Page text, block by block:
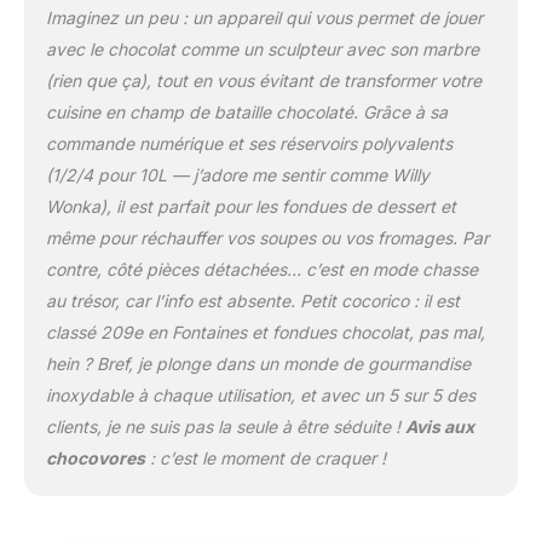
contrôle numérique rend
la température plus
précise et scientifique.
L'intérieur de la machine
à fondre le chocolat
utilise 5 plaques
chauffantes pour
chauffer en même
temps, chauffant
uniformément, gardant le
chocolat uniformément
pour éviter la
cokéfaction.
【CONCEPTION
HUMANISER】-- La belle
fondoir à chocolat
pratique pour un usage
Imaginez un peu : un appareil qui vous permet de jouer
avec le chocolat comme un sculpteur avec son marbre
(rien que ça), tout en vous évitant de transformer votre
cuisine en champ de bataille chocolaté. Grâce à sa
commande numérique et ses réservoirs polyvalents
(1/2/4 pour 10L — j’adore me sentir comme Willy
Wonka), il est parfait pour les fondues de dessert et
même pour réchauffer vos soupes ou vos fromages. Par
contre, côté pièces détachées… c’est en mode chasse
au trésor, car l’info est absente. Petit cocorico : il est
classé 209e en Fontaines et fondues chocolat, pas mal,
hein ? Bref, je plonge dans un monde de gourmandise
inoxydable à chaque utilisation, et avec un 5 sur 5 des
clients, je ne suis pas la seule à être séduite ! Avis aux
chocovores: c’est le moment de craquer !